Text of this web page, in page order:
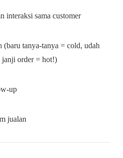
interaksi sama customer
(baru tanya-tanya = cold, udah
janji order = hot!)
up
jualan